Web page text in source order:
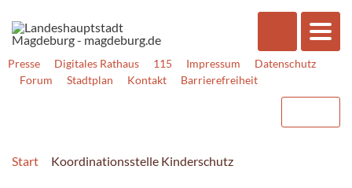
Presse Digitales Rathaus 115 Impressum
Datenschutz
Forum
Stadtplan Kontakt Barrierefreiheit
Start Koordinationsstelle Kinderschutz